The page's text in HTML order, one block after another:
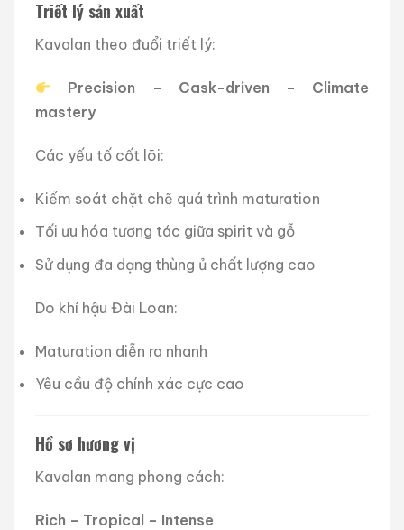
Triết lý sản xuất
Kavalan theo đuổi triết lý:
Precision – Cask-driven – Climate
mastery
Các yếu tố cốt lõi:
Kiểm soát chặt chẽ quá trình maturation
Tối ưu hóa tương tác giữa spirit và gỗ
Sử dụng đa dạng thùng ủ chất lượng cao
Do khí hậu Đài Loan:
Maturation diễn ra nhanh
Yêu cầu độ chính xác cực cao
Hồ sơ hương vị
Kavalan mang phong cách:
Rich – Tropical – Intense